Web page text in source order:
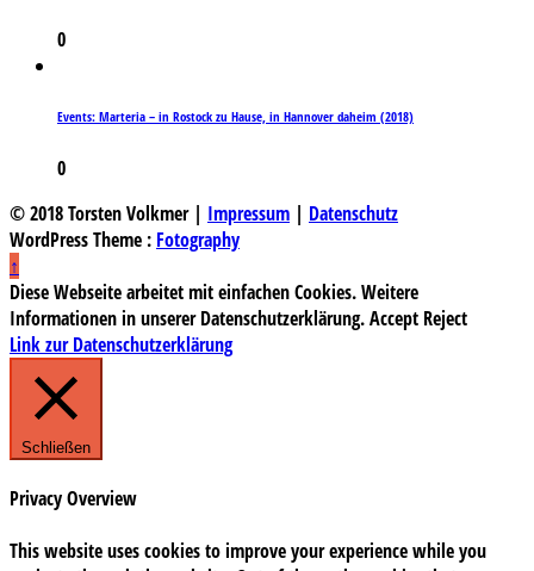
0
Events: Marteria – in Rostock zu Hause, in Hannover daheim (2018)
0
© 2018 Torsten Volkmer | Impressum | Datenschutz
WordPress Theme : Fotography
↑
Diese Webseite arbeitet mit einfachen Cookies. Weitere
Informationen in unserer Datenschutzerklärung.Accept Reject
Link zur Datenschutzerklärung
Schließen
Privacy Overview
This website uses cookies to improve your experience while you